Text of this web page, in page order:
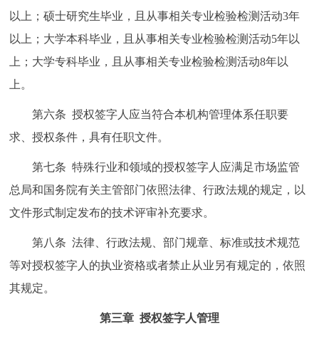
以上；硕士研究生毕业，且从事相关专业检验检测活动3年
以上；大学本科毕业，且从事相关专业检验检测活动5年以
上；大学专科毕业，且从事相关专业检验检测活动8年以
上。
第六条 授权签字人应当符合本机构管理体系任职要
求、授权条件，具有任职文件。
第七条 特殊行业和领域的授权签字人应满足市场监管
总局和国务院有关主管部门依照法律、行政法规的规定，以
文件形式制定发布的技术评审补充要求。
第八条 法律、行政法规、部门规章、标准或技术规范
等对授权签字人的执业资格或者禁止从业另有规定的，依照
其规定。
第三章 授权签字人管理